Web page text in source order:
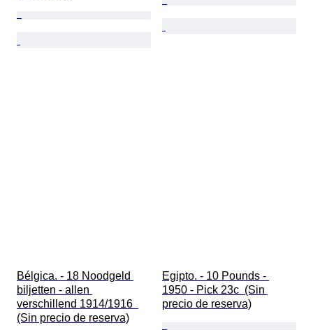
Bélgica. - 18 Noodgeld
biljetten - allen
verschillend 1914/1916
(Sin precio de reserva)
Egipto. - 10 Pounds -
1950 - Pick 23c  (Sin
precio de reserva)